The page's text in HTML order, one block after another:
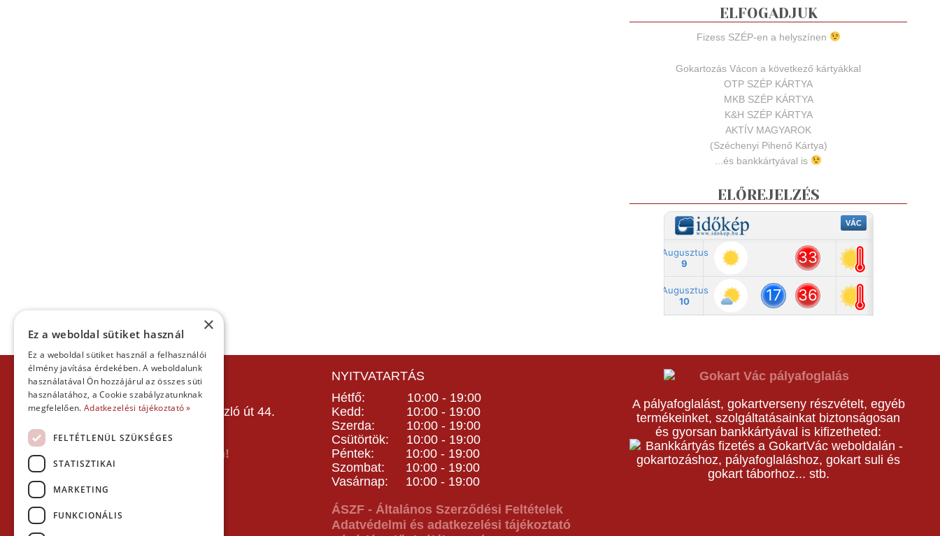
ELFOGADJUK
Fizess SZÉP-en a helyszínen
Gokartozás Vácon a következő kártyákkal
OTP SZÉP KÁRTYA
MKB SZÉP KÁRTYA
K&H SZÉP KÁRTYA
AKTÍV MAGYAROK
(Széchenyi Pihenő Kártya)
...és bankkártyával is
ELŐREJELZÉS
KAPCSOLAT
Gokart Sport Vác
Gokartpálya: 2600 Vác, Szent László út 44.
Telefon:
E-mail: info(kukac)gokartvac.hu
Írj nekem itt a kapcsolat űrlapon!
Térkép:
NYITVATARTÁS
Hétfő: 10:00 - 19:00
Kedd: 10:00 - 19:00
Szerda: 10:00 - 19:00
Csütörtök: 10:00 - 19:00
Péntek: 10:00 - 19:00
Szombat: 10:00 - 19:00
Vasárnap: 10:00 - 19:00
ÁSZF - Általános Szerződési Feltételek
Adatvédelmi és adatkezelési tájékoztató
A pályafoglalást, gokartverseny részvételt, egyéb
termékeinket, szolgáltatásainkat biztonságosan
és gyorsan bankkártyával is kifizetheted:
×
Ez a weboldal sütiket használ
Ez a weboldal sütiket használ a felhasználói
élmény javítása érdekében. A weboldalunk
használatával Ön hozzájárul az összes süti
használatához, a Cookie szabályzatunknak
megfelelően. Adatkezelési tájékoztató »
FELTÉTLENÜL SZÜKSÉGES
STATISZTIKAI
MARKETING
FUNKCIONÁLIS